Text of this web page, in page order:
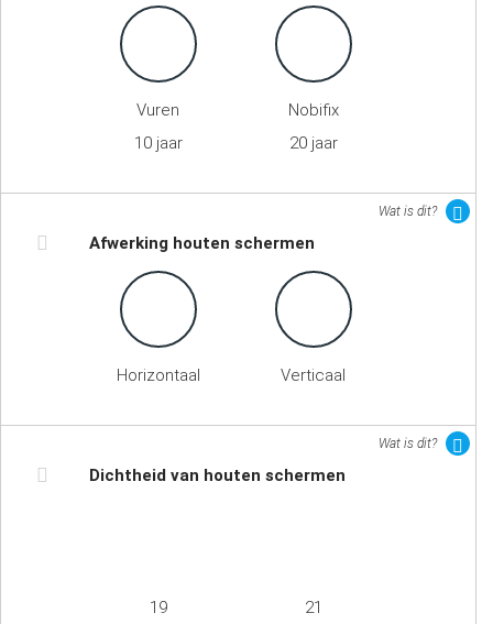
Vuren
10 jaar
Nobifix
20 jaar
Wat is dit?
Afwerking houten schermen
Horizontaal Verticaal
Wat is dit?
Dichtheid van houten schermen
19 21